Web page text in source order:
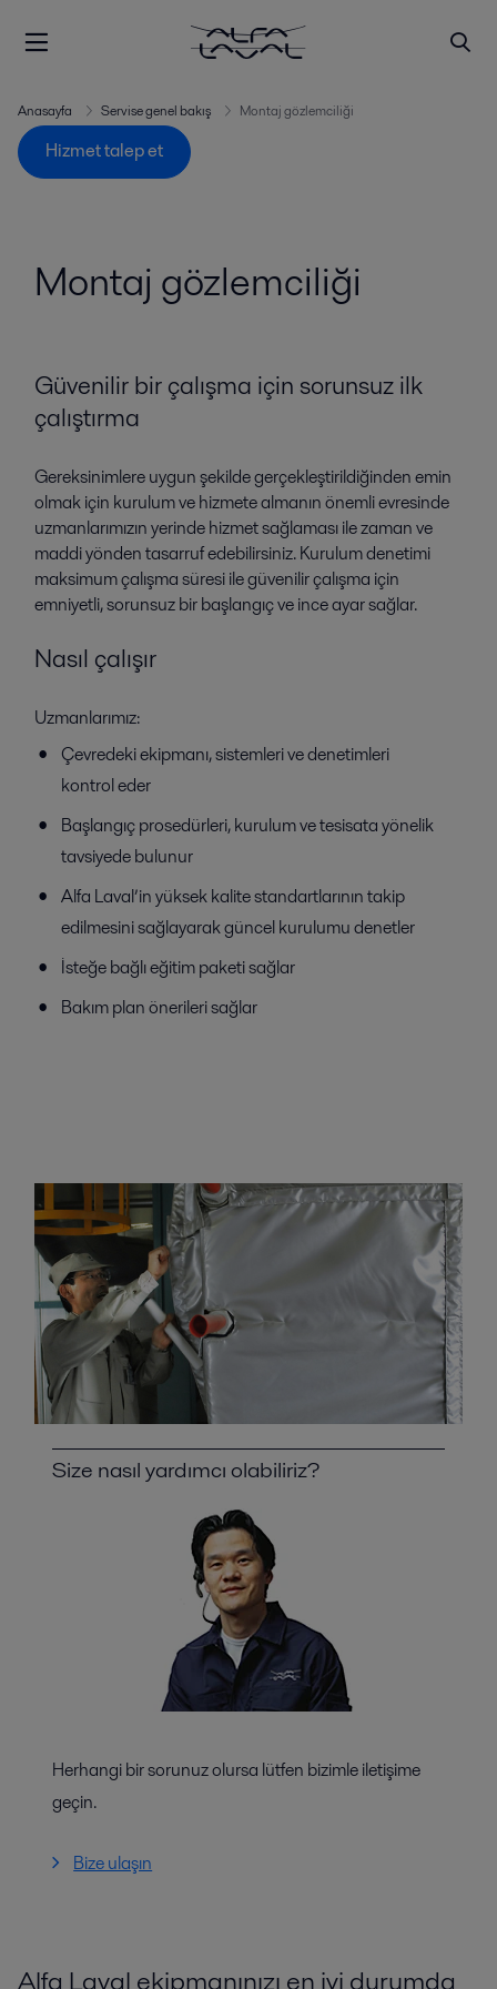
Anasayfa Servise genel bakış Montaj gözlemciliği
Hizmet talep et
Montaj gözlemciliği
Güvenilir bir çalışma için sorunsuz ilk
çalıştırma
Gereksinimlere uygun şekilde gerçekleştirildiğinden emin
olmak için kurulum ve hizmete almanın önemli evresinde
uzmanlarımızın yerinde hizmet sağlaması ile zaman ve
maddi yönden tasarruf edebilirsiniz. Kurulum denetimi
maksimum çalışma süresi ile güvenilir çalışma için
emniyetli, sorunsuz bir başlangıç ve ince ayar sağlar.
Nasıl çalışır
Uzmanlarımız:
Çevredeki ekipmanı, sistemleri ve denetimleri
kontrol eder
Başlangıç prosedürleri, kurulum ve tesisata yönelik
tavsiyede bulunur
Alfa Laval’in yüksek kalite standartlarının takip
edilmesini sağlayarak güncel kurulumu denetler
İsteğe bağlı eğitim paketi sağlar
Bakım plan önerileri sağlar
Size nasıl yardımcı olabiliriz?
Herhangi bir sorunuz olursa lütfen bizimle iletişime
geçin.
Bize ulaşın
Alfa Laval ekipmanınızı en iyi durumda